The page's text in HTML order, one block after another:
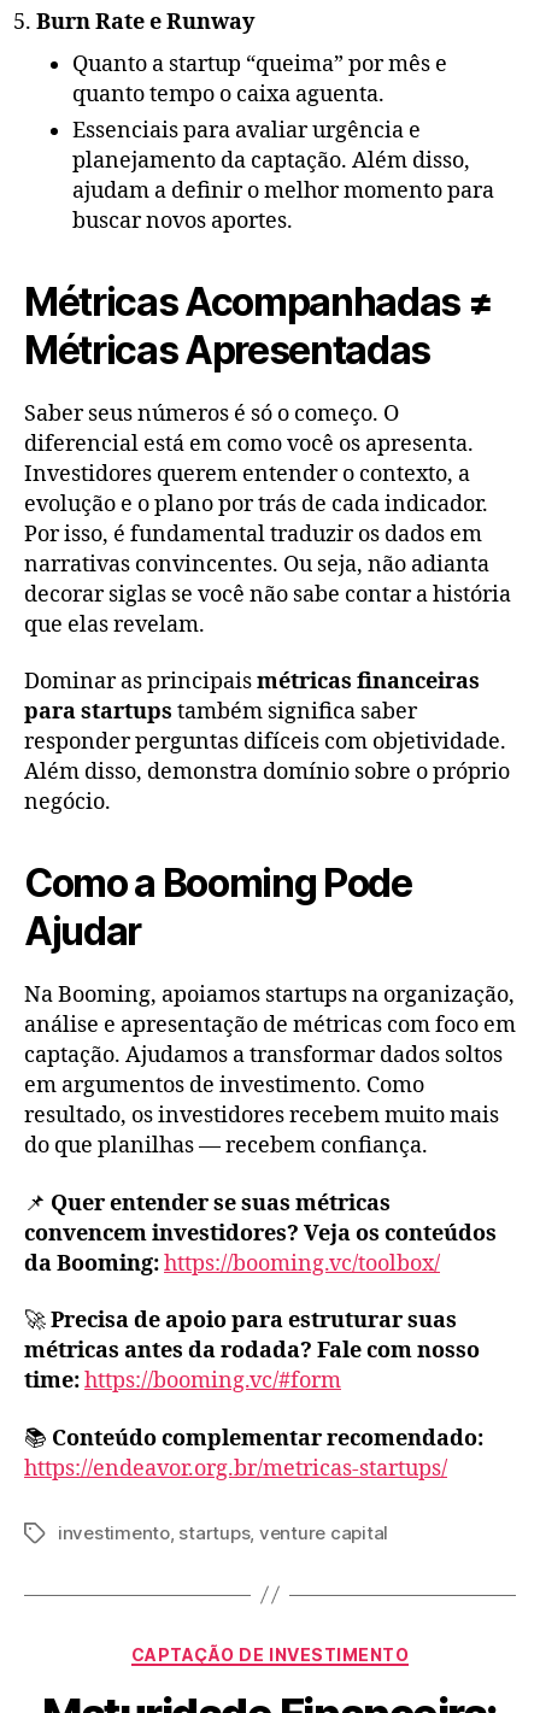
Burn Rate e Runway
Quanto a startup “queima” por mês e
quanto tempo o caixa aguenta.
Essenciais para avaliar urgência e
planejamento da captação. Além disso,
ajudam a definir o melhor momento para
buscar novos aportes.
Métricas Acompanhadas ≠
Métricas Apresentadas
Saber seus números é só o começo. O
diferencial está em como você os apresenta.
Investidores querem entender o contexto, a
evolução e o plano por trás de cada indicador.
Por isso, é fundamental traduzir os dados em
narrativas convincentes. Ou seja, não adianta
decorar siglas se você não sabe contar a história
que elas revelam.
Dominar as principaismétricas financeiras
para startups também significa saber
responder perguntas difíceis com objetividade.
Além disso, demonstra domínio sobre o próprio
negócio.
Como a Booming Pode
Ajudar
Na Booming, apoiamos startups na organização,
análise e apresentação de métricas com foco em
captação. Ajudamos a transformar dados soltos
em argumentos de investimento. Como
resultado, os investidores recebem muito mais
do que planilhas — recebem confiança.
📌 Quer entender se suas métricas
convencem investidores? Veja os conteúdos
da Booming:https://booming.vc/toolbox/
🚀Precisa de apoio para estruturar suas
métricas antes da rodada? Fale com nosso
time:https://booming.vc/#form
📚 Conteúdo complementar recomendado:
https://endeavor.org.br/metricas-startups/
investimento, startups, venture capital
CAPTAÇÃO DE INVESTIMENTO